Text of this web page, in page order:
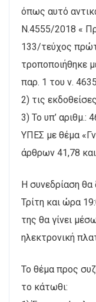
όπως αυτό
Ν.4555/2018 «
133/τεύχος
τροποποιήθηκε
παρ. 1 του ν.
2) τις
3) Το υπ’ αριθμ.:
ΥΠΕΣ με θέμα
άρθρων 41,78
Η συνεδρίαση θα
Τρίτη και ώρα
της θα γίνει
ηλεκτρονική
Το θέμα προς
το κάτωθι: